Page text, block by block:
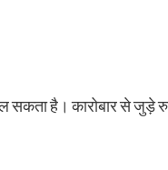
सकता है। कारोबार से जुड़े